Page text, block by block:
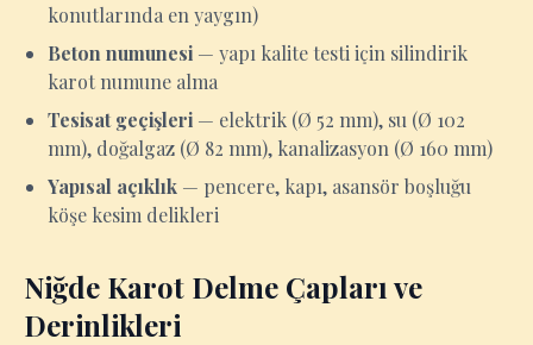
konutlarında en yaygın)
Beton numunesi — yapı kalite testi için silindirik
karot numune alma
Tesisat geçişleri — elektrik (Ø 52 mm), su (Ø 102
mm), doğalgaz (Ø 82 mm), kanalizasyon (Ø 160 mm)
Yapısal açıklık — pencere, kapı, asansör boşluğu
köşe kesim delikleri
Niğde Karot Delme Çapları ve
Derinlikleri